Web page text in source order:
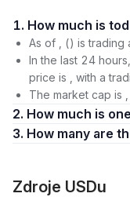
1. How
As of , () is trading
In the last 24
price is , with a
The market cap is
2. How much is
3. How
Zdroje USDu